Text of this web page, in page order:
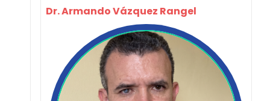
Dr. Armando Vázquez Rangel